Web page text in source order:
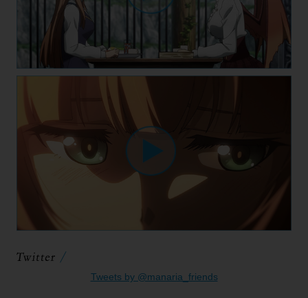
Tweets by @manaria_friends